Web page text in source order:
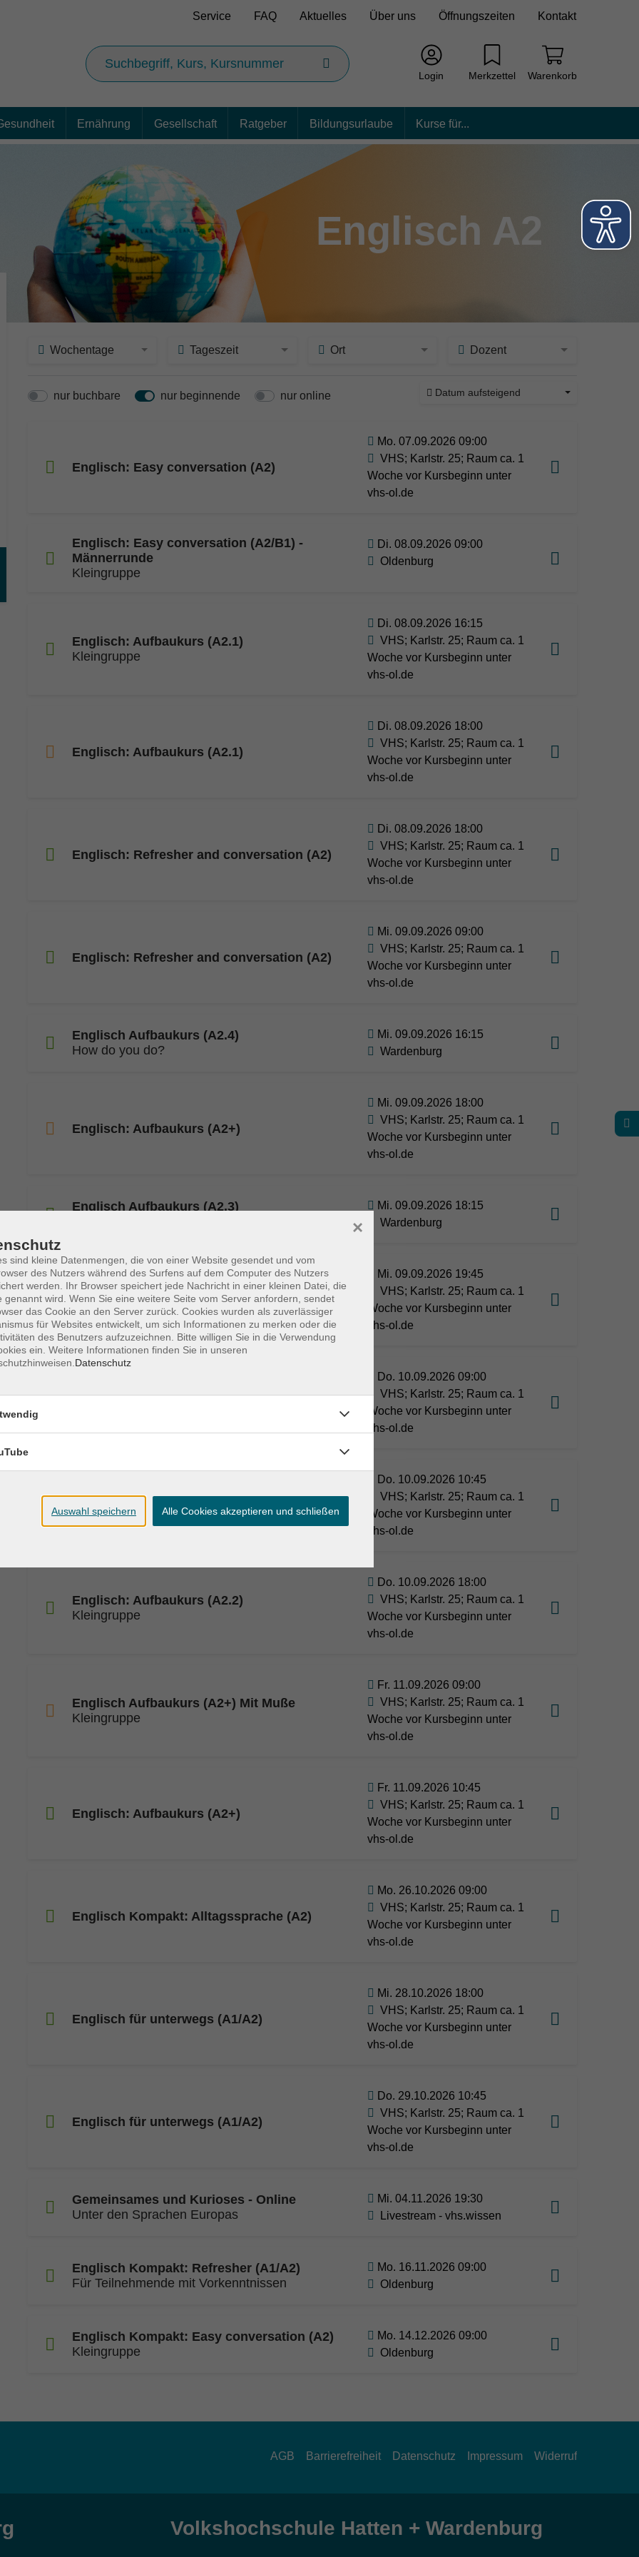
Service FAQ Aktuelles Über uns Öffnungszeiten Kontakt
Login Merkzettel Warenkorb
Ernährung Gesellschaft Ratgeber Bildungsurlaube Kurse für...
Englisch A2
Wochentage Tageszeit Ort Dozent
nur buchbare nur beginnende nur online Datum aufsteigend
Englisch: Easy conversation (A2)
Mo. 07.09.2026 09:00
VHS; Karlstr. 25; Raum ca. 1
Woche vor Kursbeginn unter
vhs-ol.de
Englisch: Easy conversation (A2/B1) -
Männerrunde
Kleingruppe
Di. 08.09.2026 09:00
Oldenburg
Englisch: Aufbaukurs (A2.1)
Kleingruppe
Di. 08.09.2026 16:15
VHS; Karlstr. 25; Raum ca. 1
Woche vor Kursbeginn unter
vhs-ol.de
Englisch: Aufbaukurs (A2.1)
Di. 08.09.2026 18:00
VHS; Karlstr. 25; Raum ca. 1
Woche vor Kursbeginn unter
vhs-ol.de
Englisch: Refresher and conversation (A2)
Di. 08.09.2026 18:00
VHS; Karlstr. 25; Raum ca. 1
Woche vor Kursbeginn unter
vhs-ol.de
Englisch: Refresher and conversation (A2)
Mi. 09.09.2026 09:00
VHS; Karlstr. 25; Raum ca. 1
Woche vor Kursbeginn unter
vhs-ol.de
Englisch Aufbaukurs (A2.4)
How do you do?
Mi. 09.09.2026 16:15
Wardenburg
Englisch: Aufbaukurs (A2+)
Mi. 09.09.2026 18:00
VHS; Karlstr. 25; Raum ca. 1
Woche vor Kursbeginn unter
vhs-ol.de
Englisch Aufbaukurs (A2.3)
Mi. 09.09.2026 18:15
Wardenburg
Englisch: Easy conversation (A2)
Kleingruppe
Mi. 09.09.2026 19:45
VHS; Karlstr. 25; Raum ca. 1
Woche vor Kursbeginn unter
vhs-ol.de
Do. 10.09.2026 09:00
VHS; Karlstr. 25; Raum ca. 1
Woche vor Kursbeginn unter
vhs-ol.de
Englisch: Easy conversation (A2)
Do. 10.09.2026 10:45
VHS; Karlstr. 25; Raum ca. 1
Woche vor Kursbeginn unter
vhs-ol.de
Englisch: Aufbaukurs (A2.2)
Kleingruppe
Do. 10.09.2026 18:00
VHS; Karlstr. 25; Raum ca. 1
Woche vor Kursbeginn unter
vhs-ol.de
Englisch Aufbaukurs (A2+) Mit Muße
Kleingruppe
Fr. 11.09.2026 09:00
VHS; Karlstr. 25; Raum ca. 1
Woche vor Kursbeginn unter
vhs-ol.de
Englisch: Aufbaukurs (A2+)
Fr. 11.09.2026 10:45
VHS; Karlstr. 25; Raum ca. 1
Woche vor Kursbeginn unter
vhs-ol.de
Englisch Kompakt: Alltagssprache (A2)
Mo. 26.10.2026 09:00
VHS; Karlstr. 25; Raum ca. 1
Woche vor Kursbeginn unter
vhs-ol.de
Englisch für unterwegs (A1/A2)
Mi. 28.10.2026 18:00
VHS; Karlstr. 25; Raum ca. 1
Woche vor Kursbeginn unter
vhs-ol.de
Englisch für unterwegs (A1/A2)
Do. 29.10.2026 10:45
VHS; Karlstr. 25; Raum ca. 1
Woche vor Kursbeginn unter
vhs-ol.de
Gemeinsames und Kurioses - Online
Unter den Sprachen Europas
Mi. 04.11.2026 19:30
Livestream - vhs.wissen
Englisch Kompakt: Refresher (A1/A2)
Für Teilnehmende mit Vorkenntnissen
Mo. 16.11.2026 09:00
Oldenburg
Englisch Kompakt: Easy conversation (A2)
Kleingruppe
Mo. 14.12.2026 09:00
Oldenburg
AGB Barrierefreiheit Datenschutz Impressum Widerruf
Volkshochschule Hatten + Wardenburg
sind kleine Datenmengen, die von einer Website gesendet und vom
des Nutzers während des Surfens auf dem Computer des Nutzers
werden. Ihr Browser speichert jede Nachricht in einer kleinen Datei, die
genannt wird. Wenn Sie eine weitere Seite vom Server anfordern, sendet
das Cookie an den Server zurück. Cookies wurden als zuverlässiger
für Websites entwickelt, um sich Informationen zu merken oder die
des Benutzers aufzuzeichnen. Bitte willigen Sie in die Verwendung
ein. Weitere Informationen finden Sie in unseren
Datenschutz
×
Auswahl speichern Alle Cookies akzeptieren und schließen